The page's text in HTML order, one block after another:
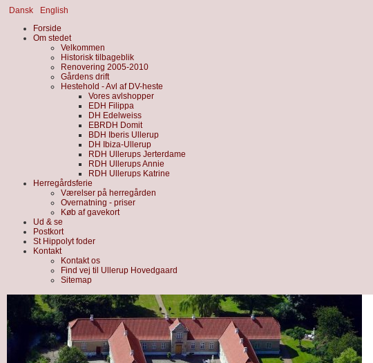
Dansk
English
Forside
Om stedet
Velkommen
Historisk tilbageblik
Renovering 2005-2010
Gårdens drift
Hestehold - Avl af DV-heste
Vores avlshopper
EDH Filippa
DH Edelweiss
EBRDH Domit
BDH Iberis Ullerup
DH Ibiza-Ullerup
RDH Ullerups Jerterdame
RDH Ullerups Annie
RDH Ullerups Katrine
Herregårdsferie
Værelser på herregården
Overnatning - priser
Køb af gavekort
Ud & se
Postkort
St Hippolyt foder
Kontakt
Kontakt os
Find vej til Ullerup Hovedgaard
Sitemap